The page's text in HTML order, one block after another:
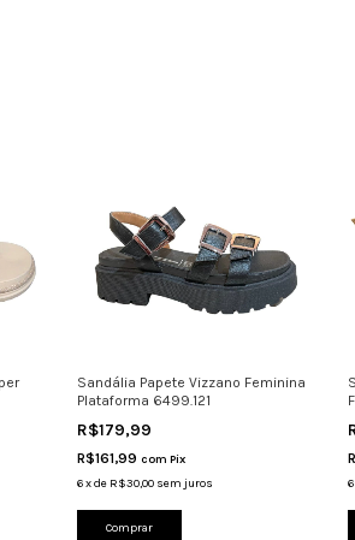
Sandália Papete Vizzano Feminina
Plataforma 6499.121
R$179,99
R$161,99 com Pix
6xde R$30,00 sem juros
Comprar
6